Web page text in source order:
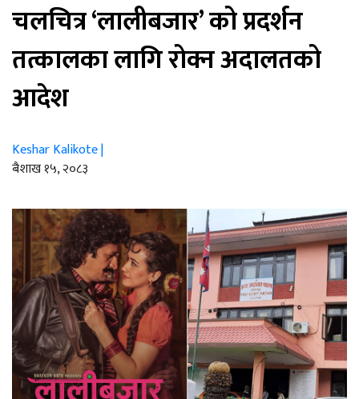
चलचित्र ‘लालीबजार’ को प्रदर्शन
तत्कालका लागि रोक्न अदालतको
आदेश
Keshar Kalikote |
ब‌ैशाख १५, २०८३